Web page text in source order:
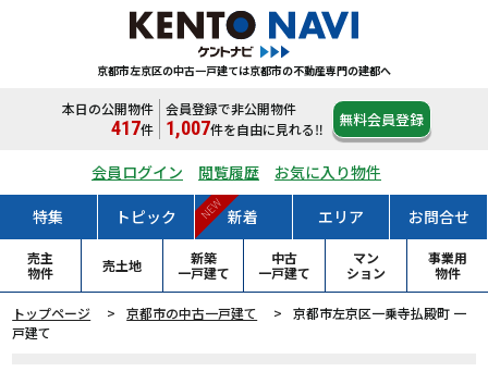
京都市左京区の中古一戸建ては京都市の不動産専門の建都へ
本日の公開物件
417件
会員登録で非公開物件
1,007件を自由に見れる‼ 無料会員登録
会員ログイン 閲覧履歴 お気に入り物件
特集 トピック 新着
NEW エリア お問合せ
売主
物件
売土地
新築
一戸建て
中古
一戸建て
マン
ション
事業用
物件
トップページ 京都市の中古一戸建て
京都市左京区一乗寺払殿町 一
戸建て